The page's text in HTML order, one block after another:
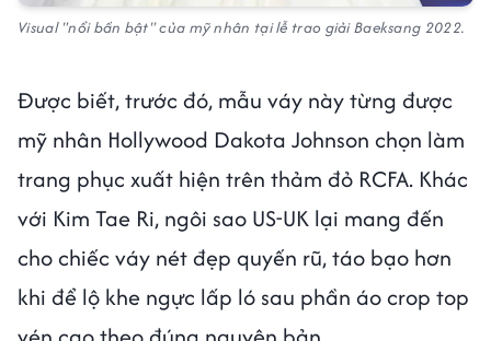
Visual "nổi bần bật" của mỹ nhân tại lễ trao giải Baeksang 2022.
Được biết, trước đó, mẫu váy này từng được
mỹ nhân Hollywood Dakota Johnson chọn làm
trang phục xuất hiện trên thảm đỏ RCFA. Khác
với Kim Tae Ri, ngôi sao US-UK lại mang đến
cho chiếc váy nét đẹp quyến rũ, táo bạo hơn
khi để lộ khe ngực lấp ló sau phần áo crop top